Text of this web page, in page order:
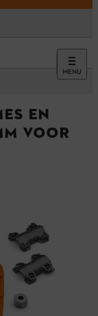
MENU
en
voor